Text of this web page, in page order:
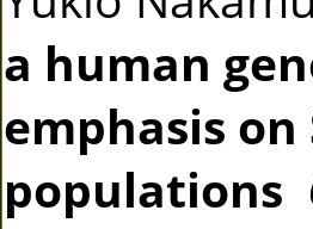
a human
emphasis
populations